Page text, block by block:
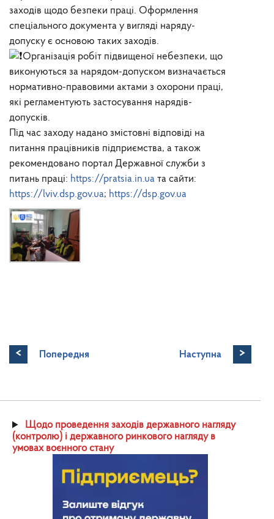
заходів щодо безпеки праці. Оформлення
спеціального документа у вигляді наряду-
допуску є основою таких заходів.
Організація робіт підвищеної небезпеки, що
виконуються за нарядом-допуском визначається
нормативно-правовими актами з охорони праці,
які регламентують застосування нарядів-
допусків.
Під час заходу надано змістовні відповіді на
питання працівників підприємства, а також
рекомендовано портал Державної служби з
питань праці: https://pratsia.in.ua та сайти:
https://lviv.dsp.gov.ua; https://dsp.gov.ua
< Попередня Наступна >
Щодо проведення заходів державного нагляду
(контролю) і державного ринкового нагляду в
умовах воєнного стану